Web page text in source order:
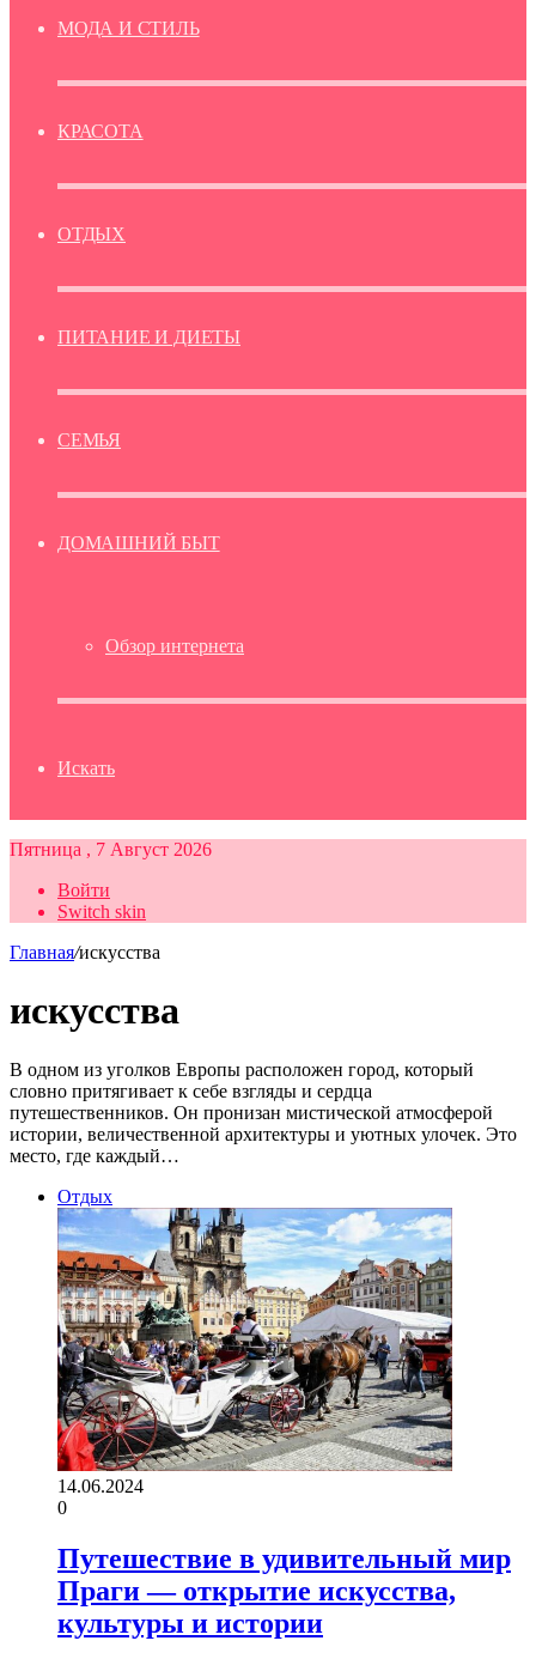
МОДА И СТИЛЬ
КРАСОТА
ОТДЫХ
ПИТАНИЕ И ДИЕТЫ
СЕМЬЯ
ДОМАШНИЙ БЫТ
Обзор интернета
Искать
Пятница , 7 Август 2026
Войти
Switch skin
Главная/искусства
искусства
В одном из уголков Европы расположен город, который
словно притягивает к себе взгляды и сердца
путешественников. Он пронизан мистической атмосферой
истории, величественной архитектуры и уютных улочек. Это
место, где каждый…
Отдых
14.06.2024
0
Путешествие в удивительный мир
Праги — открытие искусства,
культуры и истории